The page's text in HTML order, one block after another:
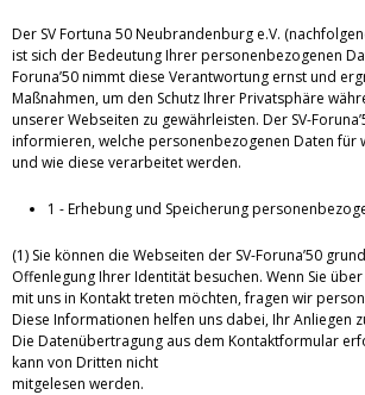
Der SV Fortuna 50 Neubrandenburg e.V.
ist sich der Bedeutung Ihrer personenbezogenen
Foruna’50 nimmt diese Verantwortung ernst und
Maßnahmen, um den Schutz Ihrer Privatsphäre
unserer Webseiten zu gewährleisten. Der SV-
informieren, welche personenbezogenen Daten für
und wie diese verarbeitet werden.
1 - Erhebung und Speicherung
(1) Sie können die Webseiten der SV-Foruna’50
Offenlegung Ihrer Identität besuchen. Wenn Sie
mit uns in Kontakt treten möchten, fragen wir
Diese Informationen helfen uns dabei, Ihr Anliegen
Die Datenübertragung aus dem Kontaktformular
kann von Dritten nicht
mitgelesen werden.